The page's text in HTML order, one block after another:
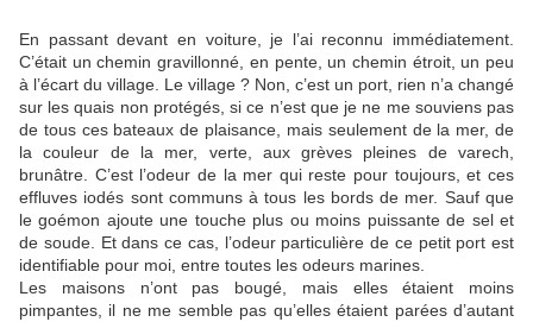
En passant devant en voiture, je l’ai reconnu immédiatement.
C’était un chemin gravillonné, en pente, un chemin étroit, un peu
à l’écart du village. Le village ? Non, c’est un port, rien n’a changé
sur les quais non protégés, si ce n’est que je ne me souviens pas
de tous ces bateaux de plaisance, mais seulement de la mer, de
la couleur de la mer, verte, aux grèves pleines de varech,
brunâtre. C’est l’odeur de la mer qui reste pour toujours, et ces
effluves iodés sont communs à tous les bords de mer. Sauf que
le goémon ajoute une touche plus ou moins puissante de sel et
de soude. Et dans ce cas, l’odeur particulière de ce petit port est
identifiable pour moi, entre toutes les odeurs marines.
Les maisons n’ont pas bougé, mais elles étaient moins
pimpantes, il ne me semble pas qu’elles étaient parées d’autant